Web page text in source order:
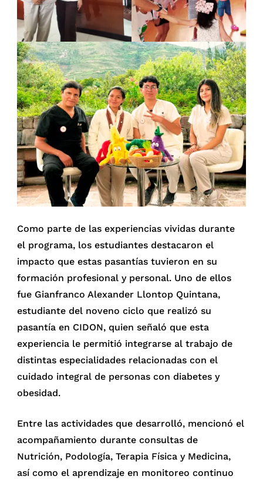
Como parte de las experiencias vividas durante
el programa, los estudiantes destacaron el
impacto que estas pasantías tuvieron en su
formación profesional y personal. Uno de ellos
fue Gianfranco Alexander Llontop Quintana,
estudiante del noveno ciclo que realizó su
pasantía en CIDON, quien señaló que esta
experiencia le permitió integrarse al trabajo de
distintas especialidades relacionadas con el
cuidado integral de personas con diabetes y
obesidad.
Entre las actividades que desarrolló, mencionó el
acompañamiento durante consultas de
Nutrición, Podología, Terapia Física y Medicina,
así como el aprendizaje en monitoreo continuo